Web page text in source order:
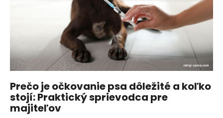
Prečo je očkovanie psa dôležité a koľko
stojí: Praktický sprievodca pre
majiteľov
s
ť
?